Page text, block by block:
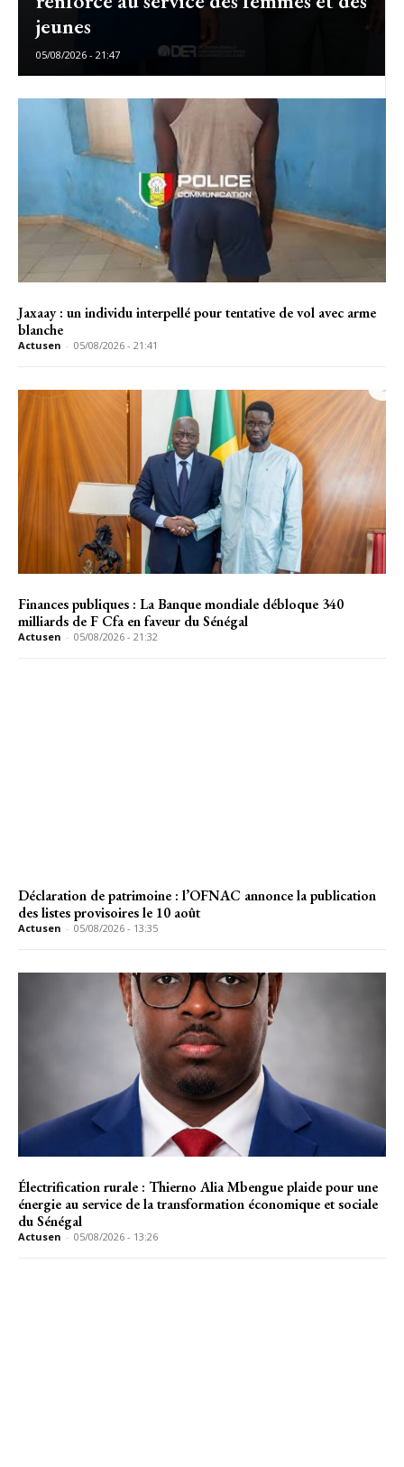
jeunes
05/08/2026 - 21:47
Jaxaay : un individu interpellé pour tentative de vol avec arme
blanche
Actusen - 05/08/2026 - 21:41
Finances publiques : La Banque mondiale débloque 340
milliards de F Cfa en faveur du Sénégal
Actusen - 05/08/2026 - 21:32
Déclaration de patrimoine : l’OFNAC annonce la publication
des listes provisoires le 10 août
Actusen - 05/08/2026 - 13:35
Électrification rurale : Thierno Alia Mbengue plaide pour une
énergie au service de la transformation économique et sociale
du Sénégal
Actusen - 05/08/2026 - 13:26